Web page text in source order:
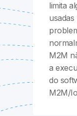
limita
M2M
a
do
M2M/